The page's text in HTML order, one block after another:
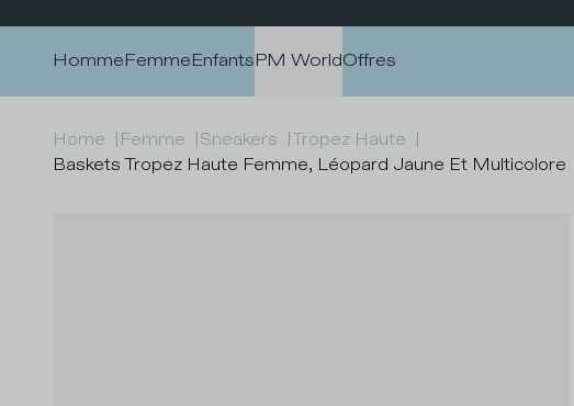
HommeFemmeEnfantsPM WorldOffres
Home Femme Sneakers Tropez Haute
Baskets Tropez Haute Femme, Léopard Jaune Et Multicolore